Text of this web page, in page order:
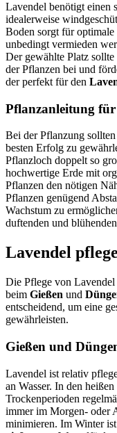
Lavendel benötigt einen
idealerweise
Boden sorgt für optimale
unbedingt vermieden
Der gewählte Platz
der Pflanzen bei und
der perfekt für den
Pflanzanleitung
Bei der Pflanzung
besten Erfolg zu
Pflanzloch doppelt so
hochwertige Erde mit
Pflanzen den nötigen
Pflanzen genügend
Wachstum zu
duftenden und
Lavendel
Die Pflege von
beim Gießen und
entscheidend, um eine
gewährleisten.
Gießen und
Lavendel ist relativ
an Wasser. In den
Trockenperioden
immer im Morgen- oder
minimieren. Im Winter